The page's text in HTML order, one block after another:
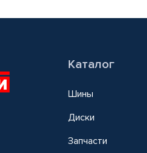
Каталог
Шины
Диски
Запчасти